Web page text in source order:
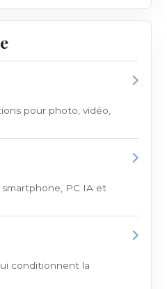
pour photo, vidéo,
PC IA et
conditionnent la